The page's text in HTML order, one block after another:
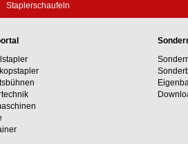
Staplerschaufeln